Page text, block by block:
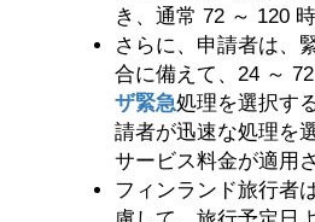
き、通常 72 ～ 120
さらに、申請者は、
合に備えて、24 ～
ザ緊急処理を選択す
請者が迅速な処理を
サービス料金が適用
フィンランド旅行者